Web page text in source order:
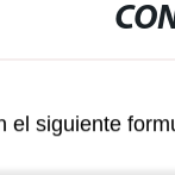
el siguiente